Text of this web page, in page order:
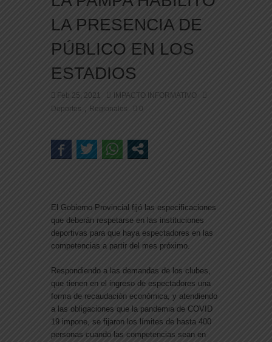
LA PRESENCIA DE
PÚBLICO EN LOS
ESTADIOS
Feb 25, 2021
IMPACTO INFORMATIVO
Deportes , Regionales 0
El Gobierno Provincial fijó las especificaciones
que deberán respetarse en las instituciones
deportivas para que haya espectadores en las
competencias a partir del mes próximo.
Respondiendo a las demandas de los clubes,
que tienen en el ingreso de espectadores una
forma de recaudación económica, y atendiendo
a las obligaciones que la pandemia de COVID
19 impone, se fijaron los límites de hasta 400
personas cuando las competencias sean en